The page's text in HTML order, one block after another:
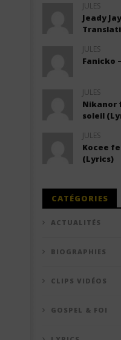
JULES
Jeady
JULES
Fanicko
JULES
Nikanor
soleil
JULES
Kocee
(Lyrics)
CATÉGORIES
ACTUALITÉS
BIOGRAPHIES
CLIPS VIDÉOS
GOSPEL & FOI